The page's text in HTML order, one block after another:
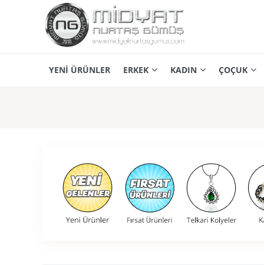
YENİ ÜRÜNLER ERKEK KADIN ÇOÇUK